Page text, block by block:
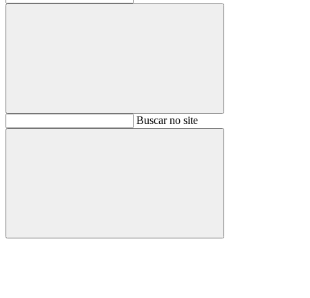
BuscarBuscar no site
Buscar